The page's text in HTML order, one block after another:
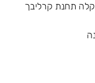
תחנת קרליבך